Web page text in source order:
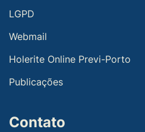
LGPD
Webmail
Holerite Online Previ-Porto
Publicações
Contato